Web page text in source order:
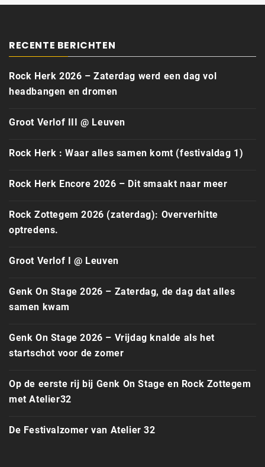
RECENTE BERICHTEN
Rock Herk 2026 – Zaterdag werd een dag vol
headbangen en dromen
Groot Verlof III @ Leuven
Rock Herk : Waar alles samen komt (festivaldag 1)
Rock Herk Encore 2026 – Dit smaakt naar meer
Rock Zottegem 2026 (zaterdag): Oververhitte
optredens.
Groot Verlof I @ Leuven
Genk On Stage 2026 – Zaterdag, de dag dat alles
samen kwam
Genk On Stage 2026 – Vrijdag knalde als het
startschot voor de zomer
Op de eerste rij bij Genk On Stage en Rock Zottegem
met Atelier32
De Festivalzomer van Atelier 32